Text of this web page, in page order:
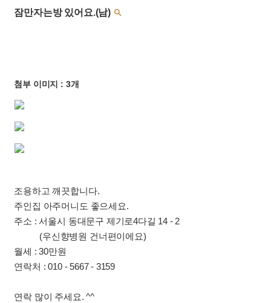
잠만자는방 있어요.(남) 
첨부 이미지 : 3개
조용하고 깨끗합니다.
주인집 아주머니도 좋으세요.
주소 : 서울시 동대문구 제기로4다길 14 - 2
(우신향병원 건너편이에요)
월세 : 30만원
연락처 : 010 - 5667 - 3159
연락 많이 주세요. ^^